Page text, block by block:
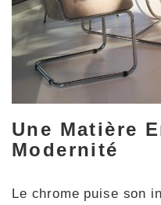
Une Matière
Modernité
Le chrome puise son